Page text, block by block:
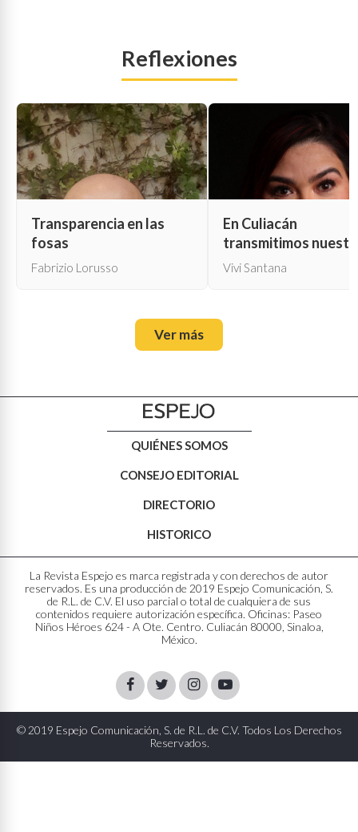
Reflexiones
Transparencia en las
fosas
Fabrizio Lorusso
En Culiacán
transmitimos
propia muerte
Vivi Santana
Ver más
QUIÉNES SOMOS
CONSEJO EDITORIAL
DIRECTORIO
HISTORICO
La Revista Espejo es marca registrada y con derechos de autor
reservados. Es una producción de 2019 Espejo Comunicación, S.
de R.L. de C.V. El uso parcial o total de cualquiera de sus
contenidos requiere autorización específica. Oficinas: Paseo
Niños Héroes 624 - A Ote. Centro. Culiacán 80000, Sinaloa,
México.
FacebookTwitterInstagram
Youtube
© 2019 Espejo Comunicación, S. de R.L. de C.V. Todos Los Derechos
Reservados.